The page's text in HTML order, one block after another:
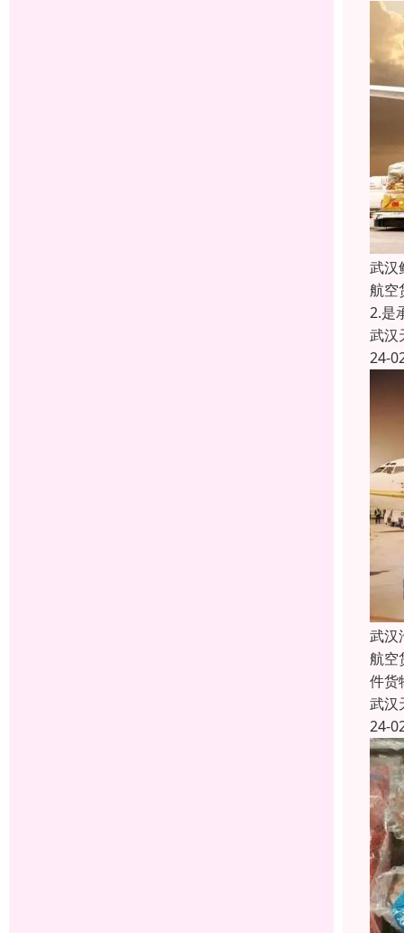
武汉
航空
2.是
武汉
24-
武汉
航空
件货
武汉
24-